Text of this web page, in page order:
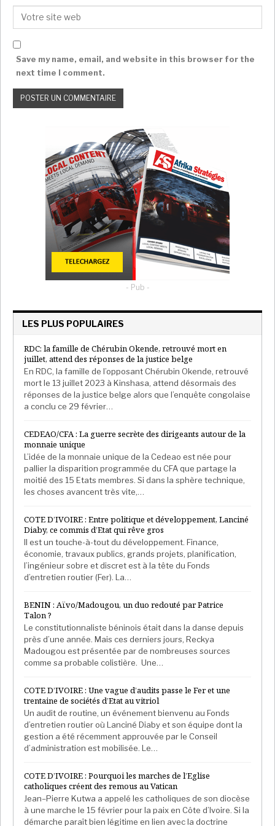
«Comment les villages vont-
ils survivre ?»
déplacer à moto : «Pratique et moins chère, elle est
», s’inquiète un notable de
Tombouctou. «Maintenant, tout se fait à moto
souligne-t-il.
Rapidement, l’appréhension laisse place à la colère. «
Les gens sont très choqués, témoigne un habitant de
Koutiala.Est-ce que nos autorités connaissent le
profond ? C’est à moto que les villageois vont en ville,
transportent les malades ou les femmes enceintes.
C’est une mesure très impopulaire».
Les enseignants, les agents de santé, les ONG, ça va
Bamakois originaire de la région de Ségou.
«On nous empêche de vivre
70% des Maliens vivent en milieu rural [68%
rappelle un économiste malien. Comment vont-ils
faire dans les zones sans transports publics ou privés ?
» Et de souligner les difficultés à prévoir pour les
agriculteurs : «Ce sont beaucoup de petites
exploitations familiales, on utilise la moto pour aller
Les gens ne comprendront jamais cette mesure
brusque, estime un notable de Mopti. Il y a trop de
restrictions, on nous empêche de vivre ». Une allusion
aux multiples couvre-feu imposés par les autorités
les services téléphoniques, toujours mal digérée par
la plupart des Maliens, qui subissent par ailleurs le
blocus imposé par les jihadistes du Jnim sur le
carburant et les coupures d’électricité massives.
Bamakois.Ça va augmenter la tension sociale
un handicap pour les populations et ça va le devenir
pour les autorités », prédit un autre.
Autre mesure adoptée le 3 juin, la création de 39 «
zones d’intérêt militaire d’accès interdit à la
population civile », principalement des forêts
Save my name, email, and website in this browser for the
next time I comment.
- Pub -
LES PLUS POPULAIRES
RDC: la famille de Chérubin Okende, retrouvé mort en
juillet, attend des réponses de la justice belge
En RDC, la famille de l’opposant Chérubin Okende, retrouvé
mort le 13 juillet 2023 à Kinshasa, attend désormais des
réponses de la justice belge alors que l’enquête congolaise
a conclu ce 29 février…
CEDEAO/CFA : La guerre secrète des dirigeants autour de la
monnaie unique
L’idée de la monnaie unique de la Cedeao est née pour
pallier la disparition programmée du CFA que partage la
moitié des 15 Etats membres. Si dans la sphère technique,
les choses avancent très vite,…
COTE D’IVOIRE : Entre politique et développement, Lanciné
Diaby, ce commis d’Etat qui rêve gros
Il est un touche-à-tout du développement. Finance,
économie, travaux publics, grands projets, planification,
l’ingénieur sobre et discret est à la tête du Fonds
d’entretien routier (Fer). La…
BENIN : Aïvo/Madougou, un duo redouté par Patrice
Talon ?
Le constitutionnaliste béninois était dans la danse depuis
près d’une année. Mais ces derniers jours, Reckya
Madougou est présentée par de nombreuses sources
comme sa probable colistière. Une…
COTE D’IVOIRE : Une vague d’audits passe le Fer et une
trentaine de sociétés d’Etat au vitriol
Un audit de routine, un événement bienvenu au Fonds
d’entretien routier où Lanciné Diaby et son équipe dont la
gestion a été récemment approuvée par le Conseil
d’administration est mobilisée. Le…
COTE D’IVOIRE : Pourquoi les marches de l’Eglise
catholiques créent des remous au Vatican
Jean–Pierre Kutwa a appelé les catholiques de son diocèse
à une marche le 15 février pour la paix en Côte d’Ivoire. Si la
démarche paraît bien légitime en lien avec la doctrine